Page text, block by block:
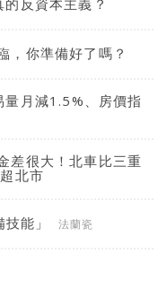
，你準備好了嗎？
月減1.5%、房價指
差很大！北車比三重
北市
能」
法蘭瓷